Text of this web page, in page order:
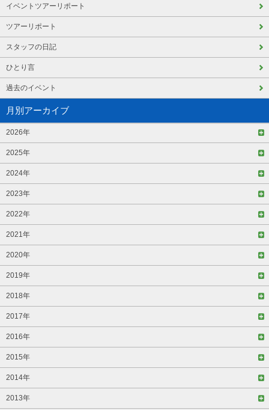
イベントツアーリポート
ツアーリポート
スタッフの日記
ひとり言
過去のイベント
月別アーカイブ
2026年
2025年
2024年
2023年
2022年
2021年
2020年
2019年
2018年
2017年
2016年
2015年
2014年
2013年